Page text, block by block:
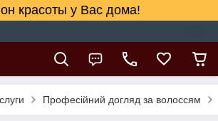
красоты у Вас дома!
Професійний догляд за волоссям